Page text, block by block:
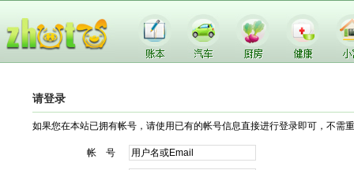
请登录
如果您在本站已拥有帐号，请使用已有的帐号信息直接进行登录即可，不需
帐 号